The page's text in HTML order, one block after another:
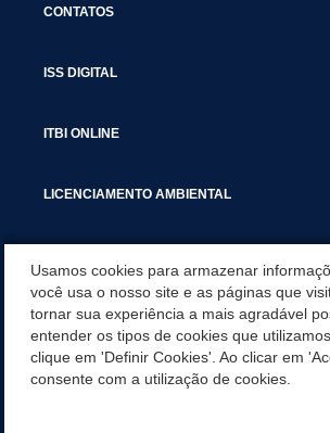
CONTATOS
ISS DIGITAL
ITBI ONLINE
LICENCIAMENTO AMBIENTAL
SERVIÇOS
SERVIÇOS DO DEPARTAMENTO DE RECEITA
Usamos cookies para armazenar
você usa o nosso site e as páginas que
tornar sua experiência a mais agradável
entender os tipos de cookies que
clique em 'Definir Cookies'. Ao clicar em
consente com a utilização de cookies.